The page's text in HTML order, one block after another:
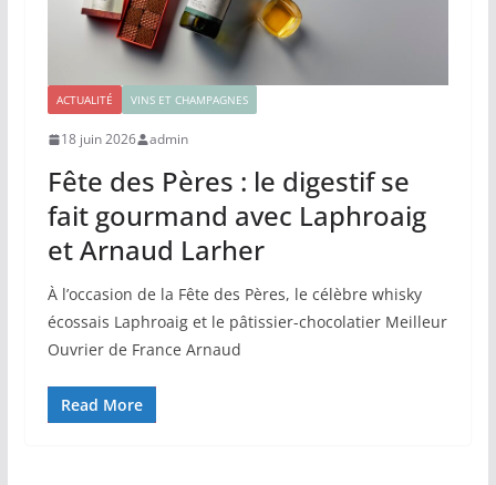
ACTUALITÉ VINS ET CHAMPAGNES
18 juin 2026 admin
Fête des Pères : le digestif se
fait gourmand avec Laphroaig
et Arnaud Larher
À l’occasion de la Fête des Pères, le célèbre whisky
écossais Laphroaig et le pâtissier-chocolatier Meilleur
Ouvrier de France Arnaud
Read More